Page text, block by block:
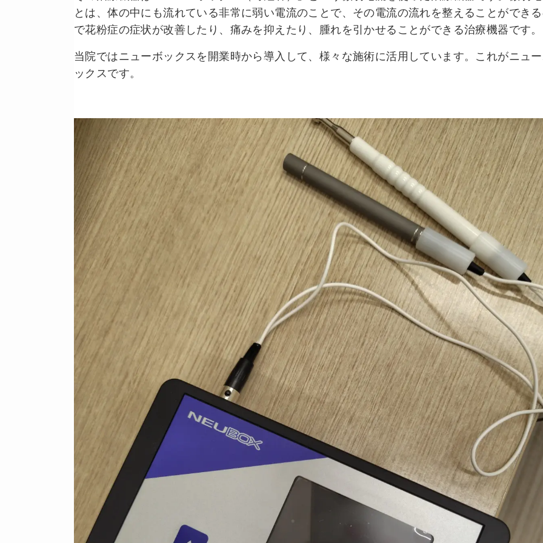
とは、体の中にも流れている非常に弱い電流のことで、その電流の流れを整えることができ
で花粉症の症状が改善したり、痛みを抑えたり、腫れを引かせることができる治療機器です。
当院ではニューボックスを開業時から導入して、様々な施術に活用しています。これがニュ
ックスです。